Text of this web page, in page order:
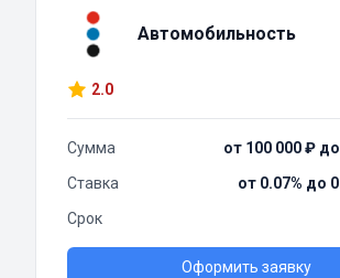
Автомобильность
2.0
Сумма
от 100 000 ₽
Ставка
от 0.07% до
Срок
Оформить заявку